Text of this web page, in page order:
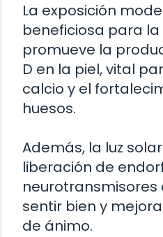
La exposición
beneficiosa para la
promueve la
D en la piel, vital
calcio y el
huesos.
Además, la luz
liberación de
neurotransmisores
sentir bien y
de ánimo.